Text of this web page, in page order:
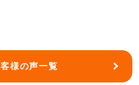
様の声一覧